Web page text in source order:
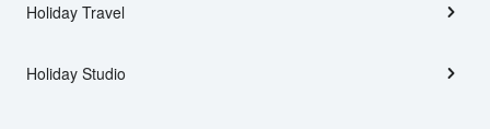
Holiday Travel
Holiday Studio